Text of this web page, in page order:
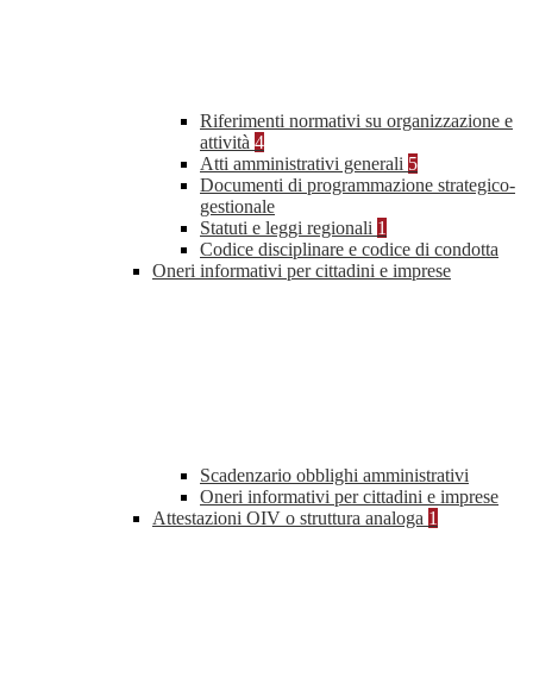
Riferimenti normativi su organizzazione e
attività 4
Atti amministrativi generali 5
Documenti di programmazione strategico-
gestionale
Statuti e leggi regionali 1
Codice disciplinare e codice di condotta
Oneri informativi per cittadini e imprese
Scadenzario obblighi amministrativi
Oneri informativi per cittadini e imprese
Attestazioni OIV o struttura analoga 1